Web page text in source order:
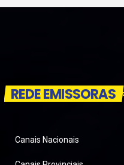
REDE EMISSORAS
Canais Nacionais